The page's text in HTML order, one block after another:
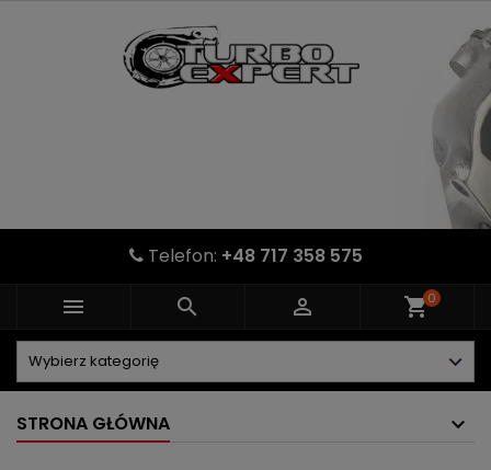
Telefon: +48 717 358 575
   shopping_cart0
STRONA GŁÓWNA